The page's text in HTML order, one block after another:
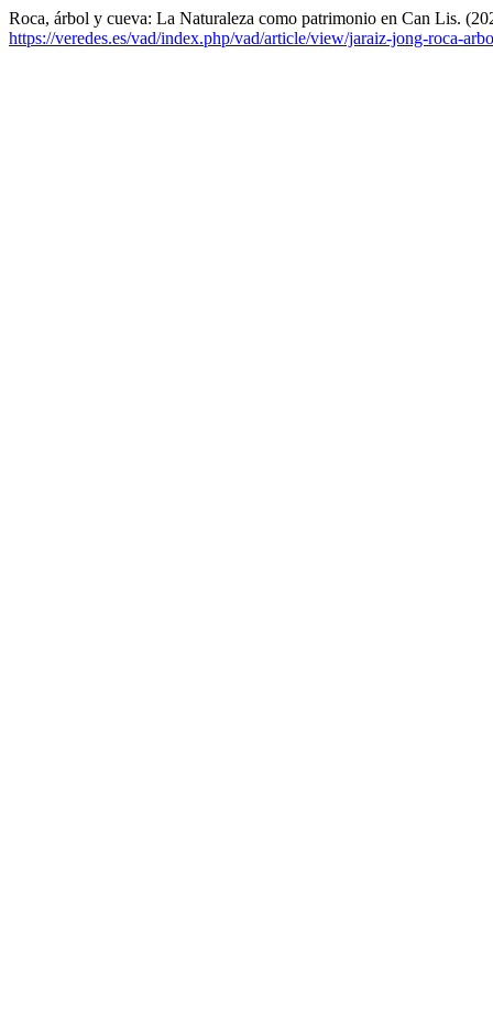
Roca, árbol y cueva: La Naturaleza como patrimonio en Can Lis.
https://veredes.es/vad/index.php/vad/article/view/jaraiz-jong-roca-